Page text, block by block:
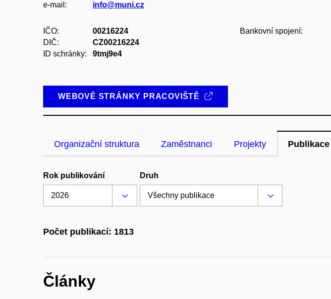
e-mail:
info@muni.cz
IČO:
00216224
DIČ:
CZ00216224
ID schránky:
9tmj9e4
Bankovní spojení:
WEBOVÉ STRÁNKY PRACOVIŠTĚ
Organizační struktura Zaměstnanci Projekty Publikace
Rok publikování Druh
Počet publikací: 1813
Články